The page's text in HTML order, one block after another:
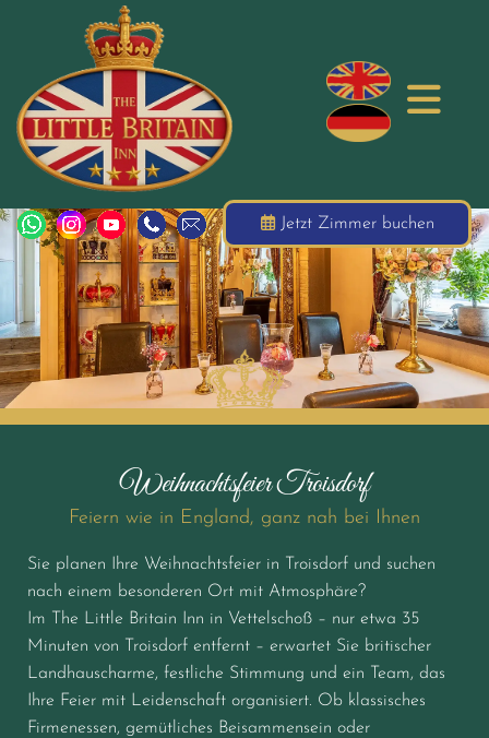
Jetzt Zimmer buchen
Weihnachtsfeier Troisdorf
Feiern wie in England, ganz nah bei Ihnen
Sie planen Ihre Weihnachtsfeier in Troisdorf und suchen
nach einem besonderen Ort mit Atmosphäre?
Im The Little Britain Inn in Vettelschoß – nur etwa 35
Minuten von Troisdorf entfernt – erwartet Sie britischer
Landhauscharme, festliche Stimmung und ein Team, das
Ihre Feier mit Leidenschaft organisiert. Ob klassisches
Firmenessen, gemütliches Beisammensein oder